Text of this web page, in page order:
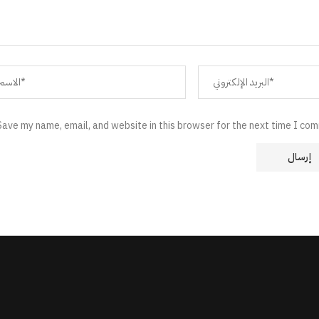
my name, email, and website in this browser for the next time I